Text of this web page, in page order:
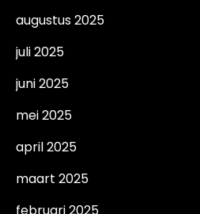
augustus 2025
juli 2025
juni 2025
mei 2025
april 2025
maart 2025